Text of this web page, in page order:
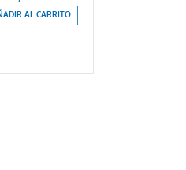
AL CARRITO